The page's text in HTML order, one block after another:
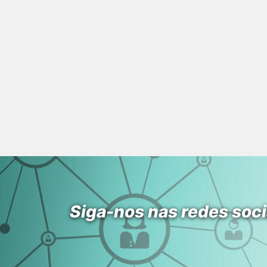
Siga-nos nas redes